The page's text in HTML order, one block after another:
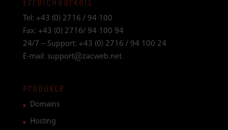
Erreichbarkeit
Tel: +43 (0) 2716 / 94 100
Fax: +43 (0) 2716/ 94 100 94
24/7 – Support: +43 (0) 2716 / 94 100 24
E-mail: support@zacweb.net
Produkte
Domains
Hosting